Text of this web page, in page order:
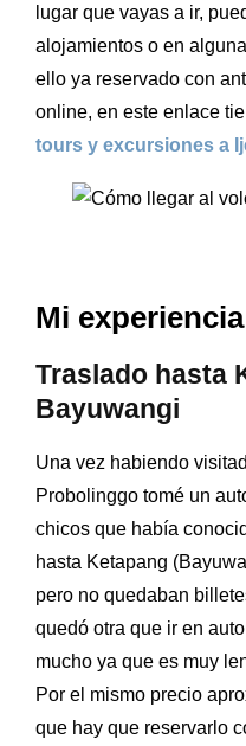
lugar que vayas a ir,
alojamientos o en
ello ya reservado con
online, en este enlace
tours y excursiones a
Mi
Traslado hasta
Bayuwangi
Una vez habiendo
Probolinggo tomé un
chicos que había
hasta Ketapang
pero no quedaban
quedó otra que ir en
mucho ya que es muy
Por el mismo precio
que hay que reservarlo